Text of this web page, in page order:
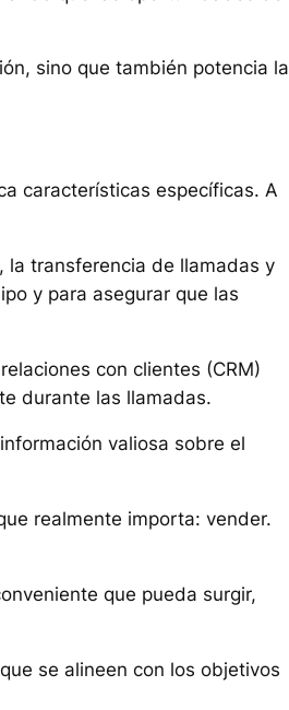
sino que también potencia la
características específicas. A
la transferencia de llamadas y
y para asegurar que las
con clientes (CRM)
durante las llamadas.
valiosa sobre el
realmente importa: vender.
que pueda surgir,
se alineen con los objetivos